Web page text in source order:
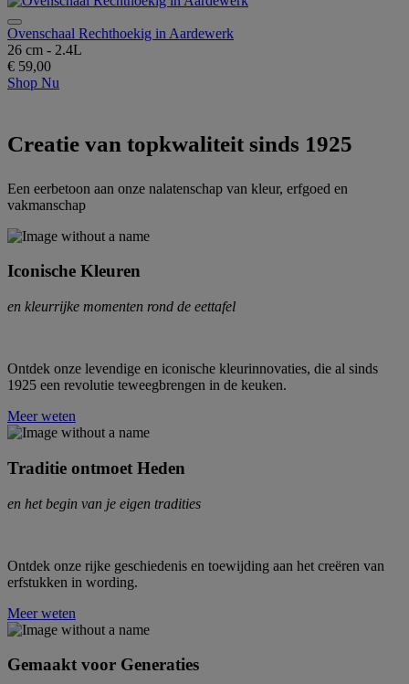
Ovenschaal Rechthoekig in Aardewerk
26 cm - 2.4L
€ 59,00
Shop Nu
Creatie van topkwaliteit sinds 1925
Een eerbetoon aan onze nalatenschap van kleur, erfgoed en
vakmanschap
Iconische Kleuren
en kleurrijke momenten rond de eettafel
Ontdek onze levendige en iconische kleurinnovaties, die al sinds
1925 een revolutie teweegbrengen in de keuken.
Meer weten
Traditie ontmoet Heden
en het begin van je eigen tradities
Ontdek onze rijke geschiedenis en toewijding aan het creëren van
erfstukken in wording.
Meer weten
Gemaakt voor Generaties